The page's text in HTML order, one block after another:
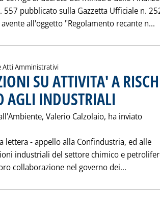
557 pubblicato sulla Gazzetta Ufficiale n.
all'oggetto "Regolamento recante n...
Atti Amministrativi
SU ATTIVITA' A
AGLI INDUSTRIALI
Valerio Calzolaio, ha inviato
lettera - appello alla Confindustria, ed alle
industriali del settore chimico e
collaborazione nel governo dei...